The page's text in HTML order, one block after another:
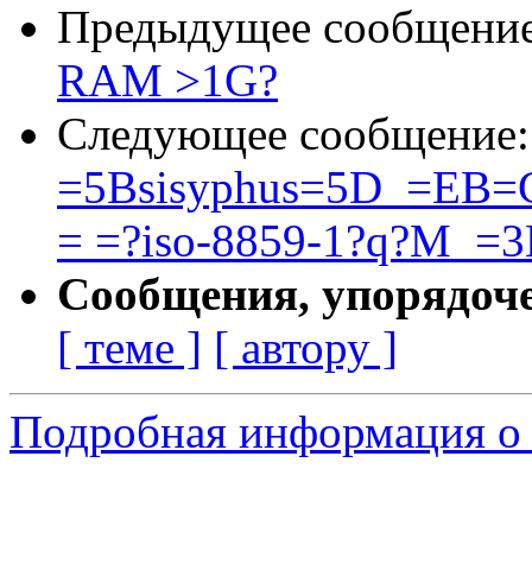
Предыдущее
RAM >1G?
Следующее
= =?iso-8859-
Сообщения,
[ теме ] [ автору ]
Подробная информация о